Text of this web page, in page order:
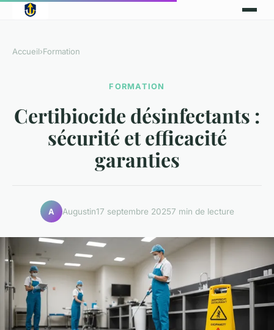
Accueil›Formation
FORMATION
Certibiocide désinfectants :
sécurité et efficacité
garanties
A Augustin17 septembre 20257 min de lecture